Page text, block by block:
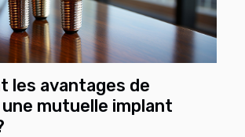
les avantages de
mutuelle implant